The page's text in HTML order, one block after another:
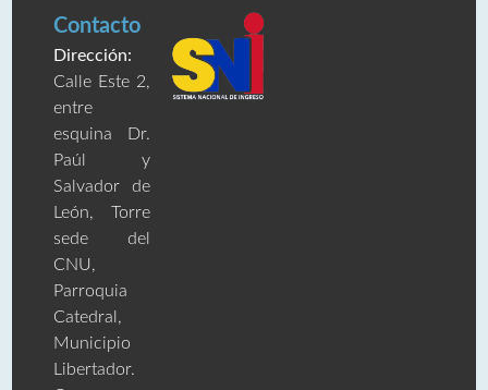
Contacto
Dirección:
Calle Este 2,
entre
esquina Dr.
Paúl y
Salvador de
León, Torre
sede del
CNU,
Parroquia
Catedral,
Municipio
Libertador.